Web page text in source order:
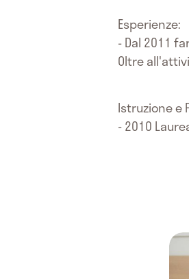
Esperienze:
- Dal 2011
Oltre
Istruzione e
- 2010